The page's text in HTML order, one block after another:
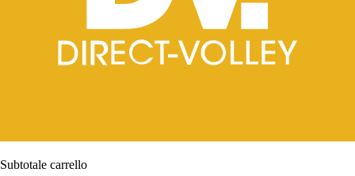
Subtotale carrello